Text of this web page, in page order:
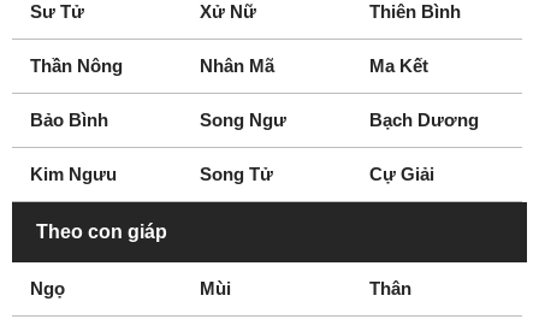
Penticton
Pickering
Prince George
Quebec
Quebec City
Red Deer
Regina
Richmond
Sư Tử Xử Nữ Thiên Bình
Thần Nông Nhân Mã Ma Kết
Bảo Bình Song Ngư Bạch Dương
Kim Ngưu Song Tử Cự Giải
Theo con giáp
Ngọ Mùi Thân